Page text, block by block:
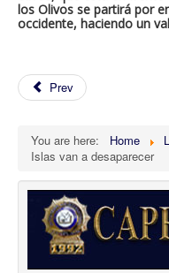
los Olivos se partirá por
occidente, haciendo un
Prev
You are here: Home
Islas van a desaparecer